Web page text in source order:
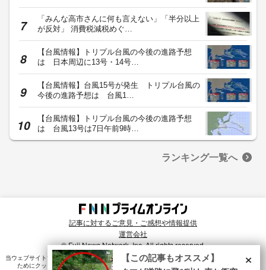
「みんな高市さんに何も言えない」「半分以上
が反対」 消費税減税めぐ…
【台風情報】トリプル台風の今後の進路予想
は 日本周辺に13号・14号…
【台風情報】台風15号が発生 トリプル台風の
今後の進路予想は 台風1…
【台風情報】トリプル台風の今後の進路予想
は 台風13号は7日午前9時…
ランキング一覧へ
記事に対するご意見・ご感想や情報提供
運営会社
© Fuji News Network, Inc. All rights reserved.
当ウェブサイトでは、ユーザのニーズ・興味・関⼼に合致したコンテンツや広告配信を提供する
ためにクッキーを使⽤しています。詳細は、
プライバシーポリシー をご確認ください。×
【この記事もオススメ】